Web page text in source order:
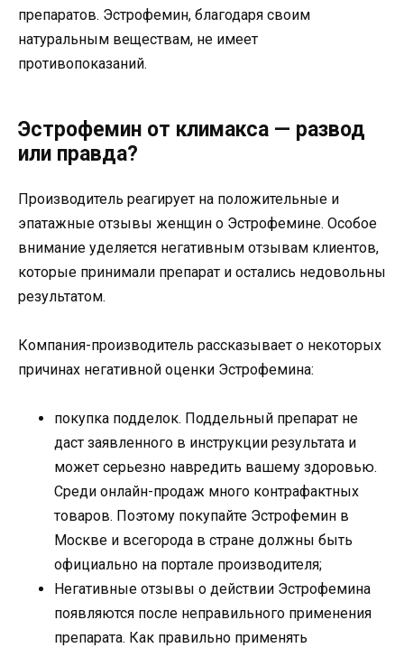
препаратов. Эстрофемин, благодаря своим
натуральным веществам, не имеет
противопоказаний.
Эстрофемин от климакса — развод
или правда?
Производитель реагирует на положительные и
эпатажные отзывы женщин о Эстрофемине. Особое
внимание уделяется негативным отзывам клиентов,
которые принимали препарат и остались недовольны
результатом.
Компания-производитель рассказывает о некоторых
причинах негативной оценки Эстрофемина:
покупка подделок. Поддельный препарат не
даст заявленного в инструкции результата и
может серьезно навредить вашему здоровью.
Среди онлайн-продаж много контрафактных
товаров. Поэтому покупайте Эстрофемин в
Москве и всегорода в стране должны быть
официально на портале производителя;
Негативные отзывы о действии Эстрофемина
появляются после неправильного применения
препарата. Как правильно применять